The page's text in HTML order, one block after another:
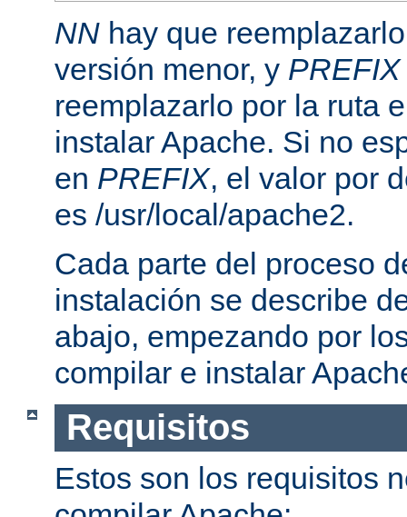
NN hay que
versión menor, y PREFIX
reemplazarlo por la ruta
instalar Apache. Si no
en PREFIX, el valor por
es /usr/local/apache2.
Cada parte del proceso
instalación se describe
abajo, empezando por
compilar e instalar
Requisitos
Estos son los requisitos